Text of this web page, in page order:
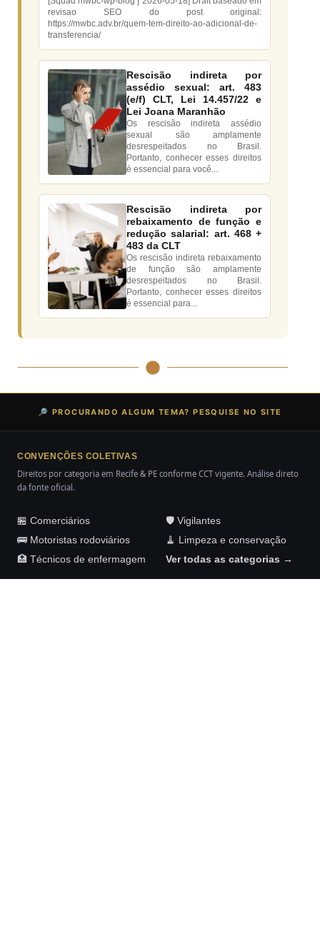
revisao SEO do post original:
https://mwbc.adv.br/quem-tem-direito-ao-adicional-de-
transferencia/
Rescisão indireta por
assédio sexual: art. 483
(e/f) CLT, Lei 14.457/22 e
Lei Joana Maranhão
Os rescisão indireta assédio
sexual são amplamente
desrespeitados no Brasil.
Portanto, conhecer esses direitos
é essencial para você...
Rescisão indireta por
rebaixamento de função e
redução salarial: art. 468 +
483 da CLT
Os rescisão indireta rebaixamento
de função são amplamente
desrespeitados no Brasil.
Portanto, conhecer esses direitos
é essencial para...
🔎 PROCURANDO ALGUM TEMA? PESQUISE NO SITE
CONVENÇÕES COLETIVAS
Direitos por categoria em Recife & PE conforme CCT vigente. Análise direto
da fonte oficial.
🏪 Comerciários
🛡️ Vigilantes
🚌 Motoristas rodoviários
🧹 Limpeza e conservação
🏥 Técnicos de enfermagem
Ver todas as categorias →